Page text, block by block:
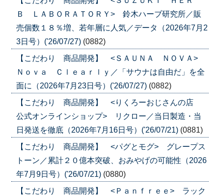
Ｂ ＬＡＢＯＲＡＴＯＲＹ> 鈴木ハーブ研究所／販
売個数１８％増、若年層に人気／データ（2026年7月2
3日号）('26/07/27) (0882)
【こだわり 商品開発】 <ＳＡＵＮＡ ＮＯＶＡ>
Ｎｏｖａ Ｃｌｅａｒｌｙ／「サウナは自由だ」を全
面に（2026年7月23日号）('26/07/27) (0882)
【こだわり 商品開発】 <りくろーおじさんの店
公式オンラインショップ> リクロー／当日製造・当
日発送を徹底（2026年7月16日号）('26/07/21) (0881)
【こだわり 商品開発】 <パグとモグ> グレープス
トーン／累計２０億本突破、おみやげの可能性（2026
年7月9日号）('26/07/21) (0880)
【こだわり 商品開発】 <Ｐａｎｆｒｅｅ> ラック